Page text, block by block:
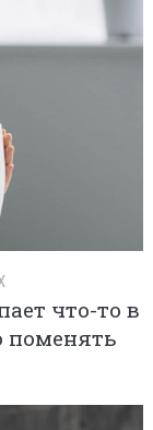
что-то в
поменять